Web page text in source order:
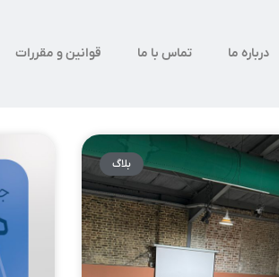
درباره ما تماس با ما قوانین و مقررات
بلاگ